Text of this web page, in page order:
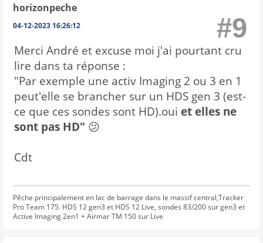
horizonpeche
04-12-2023 16:26:12 #9
Merci André et excuse moi j'ai pourtant cru
lire dans ta réponse :
"Par exemple une activ Imaging 2 ou 3 en 1
peut'elle se brancher sur un HDS gen 3 (est-
ce que ces sondes sont HD).oui et elles ne
sont pas HD" 😕
Cdt
Pêche principalement en lac de barrage dans le massif central,Tracker
Pro Team 175. HDS 12 gen3 et HDS 12 Live, sondes 83/200 sur gen3 et
Active Imaging 2en1 + Airmar TM 150 sur Live